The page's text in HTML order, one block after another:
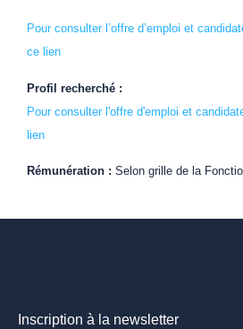
Pour consulter l’offre d’emploi et
ce lien
Profil recherché :
Pour consulter l'offre d'emploi et
lien
Rémunération : Selon grille de la
Inscription à la newsletter